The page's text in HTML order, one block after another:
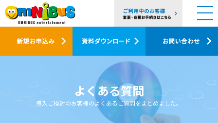
よくある質問
導入ご検討のお客様のよくあるご質問をまとめました。